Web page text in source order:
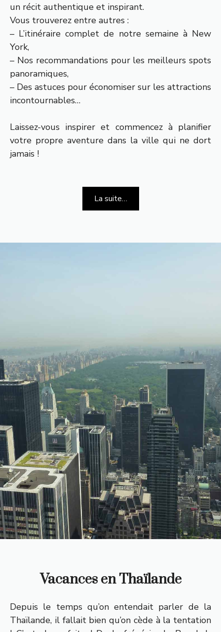
un récit authentique et inspirant.
Vous trouverez entre autres :
– L’itinéraire complet de notre semaine à New
York,
– Nos recommandations pour les meilleurs spots
panoramiques,
– Des astuces pour économiser sur les attractions
incontournables…
Laissez-vous inspirer et commencez à planifier
votre propre aventure dans la ville qui ne dort
jamais !
La suite…
Vacances en Thaïlande
Depuis le temps qu’on entendait parler de la
Thaïlande, il fallait bien qu’on cède à la tentation